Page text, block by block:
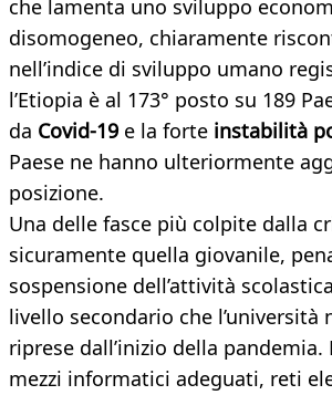
che lamenta uno sviluppo
disomogeneo, chiaramente
nell’indice di sviluppo umano
l’Etiopia è al 173° posto su 189
da Covid-19 e la forte instabilità
Paese ne hanno ulteriormente
posizione.
Una delle fasce più colpite dalla
sicuramente quella giovanile,
sospensione dell’attività
livello secondario che l’università
riprese dall’inizio della pandemia.
mezzi informatici adeguati, reti